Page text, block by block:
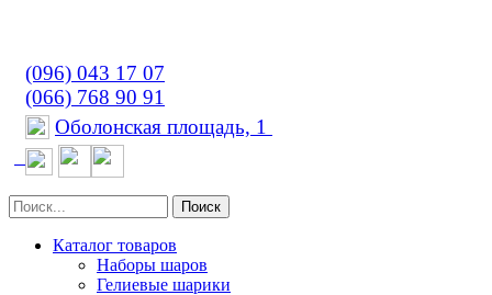
(096) 043 17 07
(066) 768 90 91
Оболонская площадь, 1
Поиск
Каталог товаров
Наборы шаров
Гелиевые шарики